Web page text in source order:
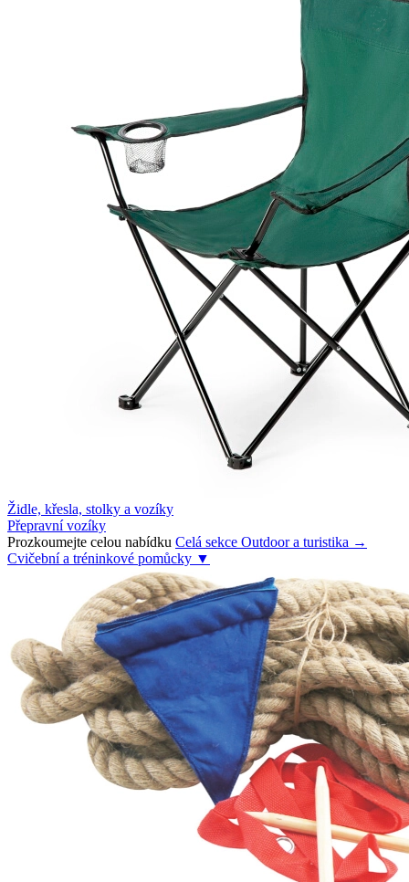
Židle, křesla, stolky a vozíky
Přepravní vozíky
Prozkoumejte celou nabídku Celá sekce Outdoor a turistika →
Cvičební a tréninkové pomůcky ▼